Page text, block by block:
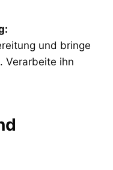
und bringe
Verarbeite ihn